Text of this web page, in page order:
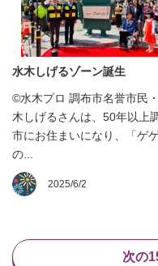
水木しげるゾーン誕生
©水木プロ 調布市名誉市民
木しげるさんは、50年以上
市にお住まいになり、「ゲ
の...
2025/6/2
次の